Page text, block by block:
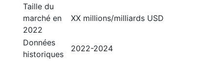
Taille du
marché en
2022
XX millions/milliards USD
Données
historiques
2022-2024